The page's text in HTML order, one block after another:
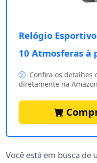
Relógio
10 Atmosferas à
Confira os detalhes
diretamente na
Você está em busca de